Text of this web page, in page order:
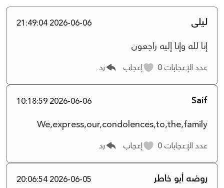
ليلى 2026-06-06 21:49:04
إنا لله وإنا إليه راجعون
عدد الإعجابات إعجاب رد
Saif
2026-06-06 10:18:59
We,express,our,condolences,to,the,family
عدد الإعجابات إعجاب رد
روضه أبو خاطر 2026-06-05 20:06:54